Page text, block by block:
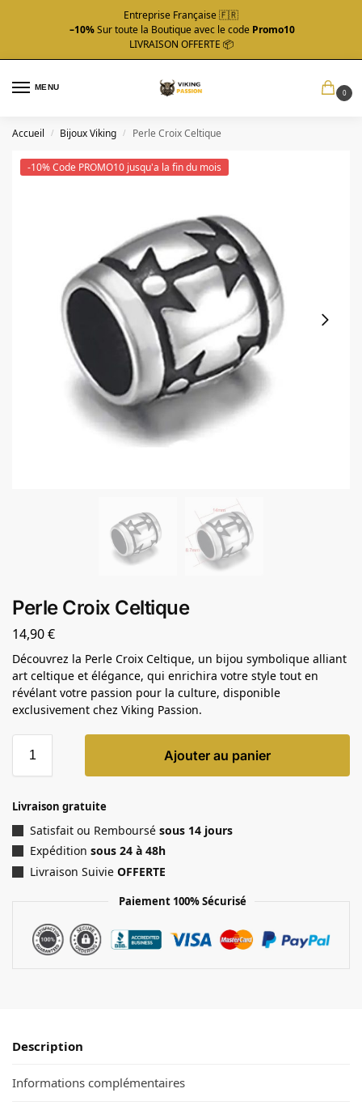
Entreprise Française 🇫🇷
–10%Sur toute la Boutique avec le code Promo10
LIVRAISON OFFERTE 📦
MENU
0
Accueil / Bijoux Viking / Perle Croix Celtique
-10% Code PROMO10 jusqu'a la fin du mois
Perle Croix Celtique
14,90€
Découvrez la Perle Croix Celtique, un bijou symbolique alliant
art celtique et élégance, qui enrichira votre style tout en
révélant votre passion pour la culture, disponible
exclusivement chez Viking Passion.
Ajouter au panier
Livraison gratuite
Satisfait ou Remboursé sous 14 jours
Expédition sous 24 à 48h
Livraison Suivie OFFERTE
Paiement 100% Sécurisé
Description
Informations complémentaires